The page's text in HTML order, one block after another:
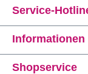
Service-
Informationen
Shopservice